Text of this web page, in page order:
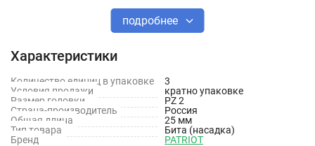
Технические характеристики
Общая длина: 25 мм
Вид шлица: PZ 2
Марка стали: S2
Хвостовик: Шестигранный
подробнее
Характеристики
Количество единиц в упаковке
3
Условия продажи
кратно упаковке
Размер головки
PZ 2
Страна-производитель
Россия
Общая длина
25 мм
Тип товара
Бита (насадка)
Бренд
PATRIOT